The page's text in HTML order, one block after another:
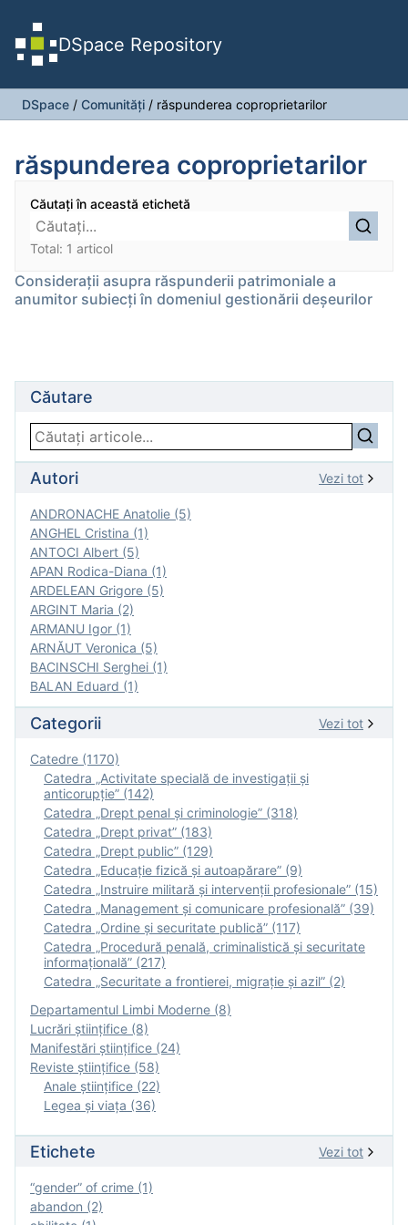
DSpace Repository
DSpace / Comunități / răspunderea coproprietarilor
răspunderea coproprietarilor
Căutați în această etichetă
Total: 1 articol
Considerații asupra răspunderii patrimoniale a
anumitor subiecți în domeniul gestionării deșeurilor
Căutare
Autori Vezi tot
ANDRONACHE Anatolie (5)
ANGHEL Cristina (1)
ANTOCI Albert (5)
APAN Rodica-Diana (1)
ARDELEAN Grigore (5)
ARGINT Maria (2)
ARMANU Igor (1)
ARNĂUT Veronica (5)
BACINSCHI Serghei (1)
BALAN Eduard (1)
Categorii Vezi tot
Catedre (1170)
Catedra „Activitate specială de investigaţii şi
anticorupție” (142)
Catedra „Drept penal și criminologie” (318)
Catedra „Drept privat” (183)
Catedra „Drept public” (129)
Catedra „Educație fizică şi autoapărare” (9)
Catedra „Instruire militară şi intervenţii profesionale” (15)
Catedra „Management și comunicare profesională” (39)
Catedra „Ordine și securitate publică” (117)
Catedra „Procedură penală, criminalistică și securitate
informațională” (217)
Catedra „Securitate a frontierei, migrație și azil” (2)
Departamentul Limbi Moderne (8)
Lucrări științifice (8)
Manifestări ştiinţifice (24)
Reviste ştiinţifice (58)
Anale ştiinţifice (22)
Legea şi viaţa (36)
Etichete Vezi tot
“gender” of crime (1)
abandon (2)